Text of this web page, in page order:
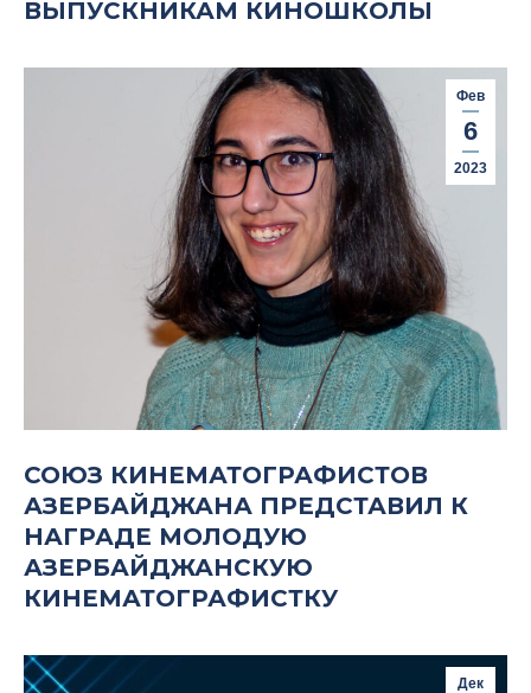
ВЫПУСКНИКАМ КИНОШКОЛЫ
Фев
6
2023
СОЮЗ КИНЕМАТОГРАФИСТОВ
АЗЕРБАЙДЖАНА ПРЕДСТАВИЛ К
НАГРАДЕ МОЛОДУЮ
АЗЕРБАЙДЖАНСКУЮ
КИНЕМАТОГРАФИСТКУ
Дек